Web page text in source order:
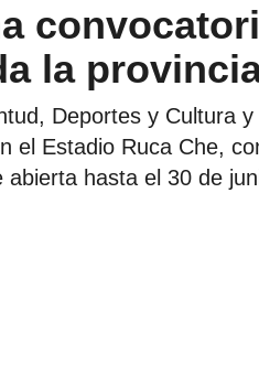
la
Deportes y Cultura
el Estadio Ruca Che,
hasta el 30 de